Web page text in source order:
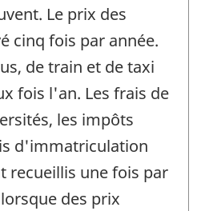
Le prix des
cinq fois par année.
de train et de taxi
fois l'an. Les frais de
les impôts
d'immatriculation
recueillis une fois par
des prix